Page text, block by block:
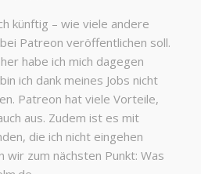
künftig – wie viele andere
Patreon veröffentlichen soll.
habe ich mich dagegen
ich dank meines Jobs nicht
Patreon hat viele Vorteile,
aus. Zudem ist es mit
die ich nicht eingehen
wir zum nächsten Punkt: Was